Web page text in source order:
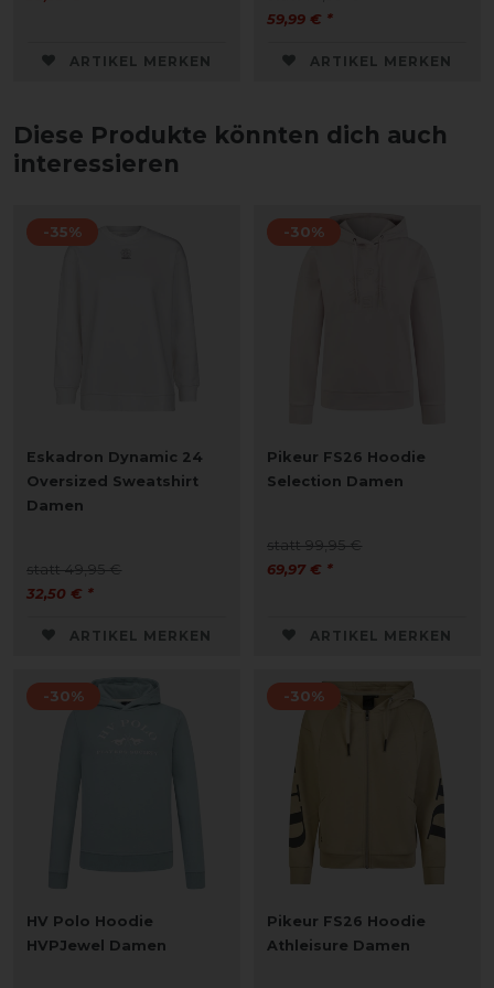
ARTIKEL MERKEN
59,99 € *
ARTIKEL MERKEN
Diese Produkte könnten dich auch
interessieren
-35%
Eskadron Dynamic 24
Oversized Sweatshirt
Damen
statt 49,95 €
32,50 € *
ARTIKEL MERKEN
-30%
Pikeur FS26 Hoodie
Selection Damen
statt 99,95 €
69,97 € *
ARTIKEL MERKEN
-30%
HV Polo Hoodie
HVPJewel Damen
-30%
Pikeur FS26 Hoodie
Athleisure Damen